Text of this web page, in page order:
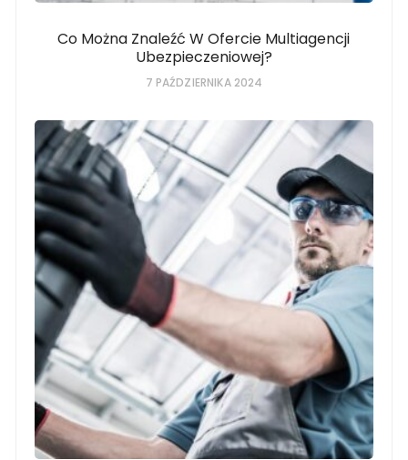
Co Można Znaleźć W Ofercie Multiagencji
Ubezpieczeniowej?
7 PAŹDZIERNIKA 2024